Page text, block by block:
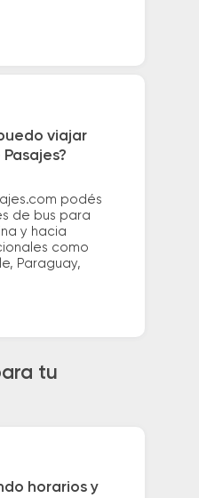
viajar
podés
de bus para
y hacia
como
Paraguay,
tu
horarios y